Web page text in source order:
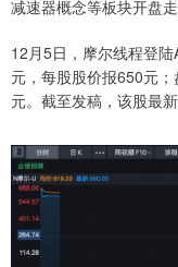
减速器概念等板块开盘走
12月5日，摩尔线程登
元，每股股价报650元
元。截至发稿，该股最